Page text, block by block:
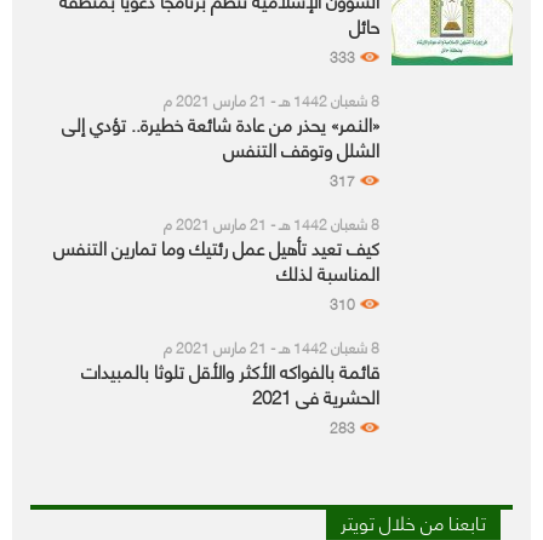
حائل
333
8 شعبان 1442 هـ - 21 مارس 2021 م
«النمر» يحذر من عادة شائعة خطيرة.. تؤدي إلى
الشلل وتوقف التنفس
317
8 شعبان 1442 هـ - 21 مارس 2021 م
كيف تعيد تأهيل عمل رئتيك وما تمارين التنفس
المناسبة لذلك
310
8 شعبان 1442 هـ - 21 مارس 2021 م
قائمة بالفواكه الأكثر والأقل تلوثا بالمبيدات
الحشرية في 2021
283
تابعنا من خلال تويتر